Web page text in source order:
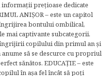
informaţii preţioase dedicate
ANIŞOR – este un capitol
bontului ombilical,
mai captivante subcategorii.
îngrijirii copilului din primul an şi
să se descurce cu propriul
sănătos. EDUCAŢIE – este
în aşa fel încât să poţi